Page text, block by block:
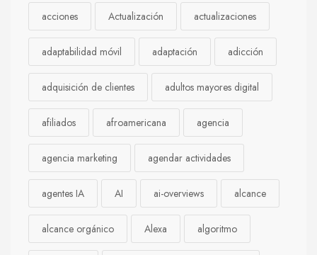
acciones Actualización actualizaciones
adaptabilidad móvil adaptación adicción
adquisición de clientes adultos mayores digital
afiliados afroamericana agencia
agencia marketing agendar actividades
agentes IA AI ai-overviews alcance
alcance orgánico Alexa algoritmo